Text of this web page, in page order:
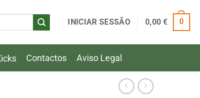
INICIAR SESSÃO 0,00€ 0
Contactos Aviso Legal